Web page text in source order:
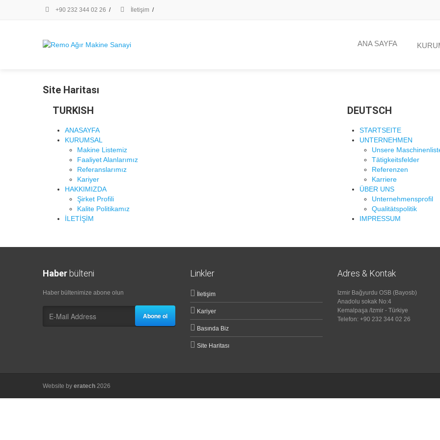
+90 232 344 02 26 / İletişim /
ANA SAYFA
Site Haritası
TURKISH
ANASAYFA
KURUMSAL
Makine Listemiz
Faaliyet Alanlarımız
Referanslarımız
Kariyer
HAKKIMIZDA
Şirket Profili
Kalite Politikamız
İLETİŞİM
DEUTSCH
STARTSEITE
UNTERNEHMEN
Unsere
Tätigkeitsfelder
Referenzen
Karriere
ÜBER UNS
Unternehmensprofil
Qualitätspolitik
IMPRESSUM
Haber bülteni
Haber bültenimize abone olun
Abone ol
Linkler
İletişim
Kariyer
Basında Biz
Site Haritası
Adres & Kontak
Izmir Bağyurdu OSB (Bayosb)
Anadolu sokak No:4
Kemalpaşa /Izmir - Türkiye
Telefon: +90 232 344 02 26
Website by eratech 2026